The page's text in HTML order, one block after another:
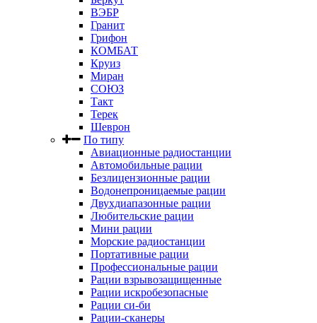
ВЭБР
Гранит
Грифон
КОМБАТ
Круиз
Миран
СОЮЗ
Такт
Терек
Шеврон
По типу
Авиационные радиостанции
Автомобильные рации
Безлицензионные рации
Водонепроницаемые рации
Двухдиапазонные рации
Любительские рации
Мини рации
Морские радиостанции
Портативные рации
Профессиональные рации
Рации взрывозащищенные
Рации искробезопасные
Рации си-би
Рации-сканеры